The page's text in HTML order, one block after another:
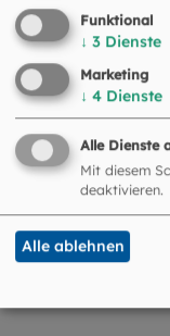
357
Funktional
↓ 3 Dienste
Marketing
↓ 4 Dienste
Alle Dienste
Mit diesem
deaktivieren.
Alle ablehnen